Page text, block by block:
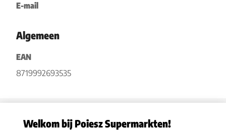
E-mail
Algemeen
EAN
8719992693535
Welkom bij Poiesz Supermarkten!